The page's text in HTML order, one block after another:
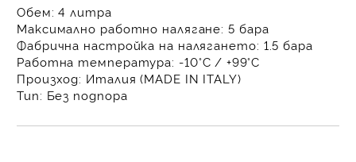
Обем: 4 литра
Максимално работно налягане: 5 бара
Фабрична настройка на налягането: 1.5 бара
Работна температура: -10°C / +99°C
Произход: Италия (MADE IN ITALY)
Тип: Без подпора
равни месечни вноски
За покупки на
/ €1022.61